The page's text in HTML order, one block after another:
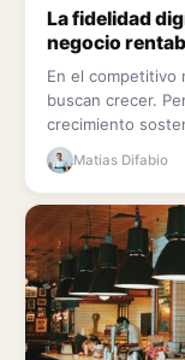
La fidelidad
negocio
En el competitivo
buscan crecer.
crecimiento
Matias Difabio